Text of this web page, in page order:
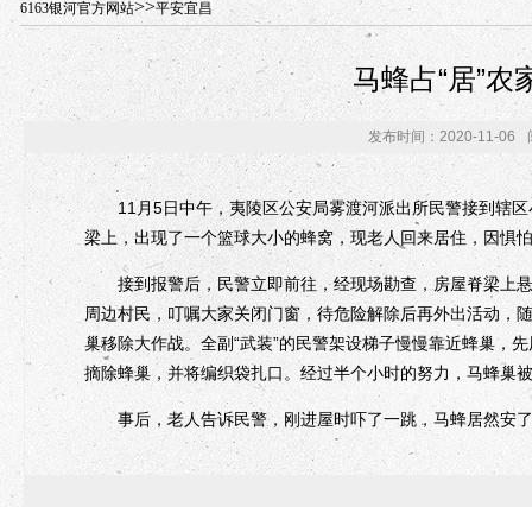
6163银河官方网站>>平安宜昌
马蜂占“居”
发布时间：2020-11-06
11月5日中午，夷陵区公安局雾渡河派出所民警接到辖区
梁上，出现了一个篮球大小的蜂窝，现老人回来居住，因惧
接到报警后，民警立即前往，经现场勘查，房屋脊梁上悬
周边村民，叮嘱大家关闭门窗，待危险解除后再外出活动，
巢移除大作战。全副“武装”的民警架设梯子慢慢靠近蜂巢，
摘除蜂巢，并将编织袋扎口。经过半个小时的努力，马蜂巢
事后，老人告诉民警，刚进屋时吓了一跳，马蜂居然安